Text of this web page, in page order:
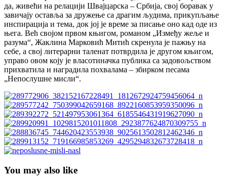
да, живећи на релацији Швајцарска – Србија, свој боравак у
завичају оставља за дружење са драгим људима, прикупљање
инспирација и тема, док јој је време за писање оно кад оде из
њега. Већ својом првом књигом, романом „Између жеље и
разума“, Жаклина Марковић Митић скренула је пажњу на
себе, а свој литерарни таленат потврдила је другом књигом,
управо овом коју је власотиначка публика са задовољством
прихватила и наградила похвалама – збирком песама
„Непослушне мисли“.
You may also like